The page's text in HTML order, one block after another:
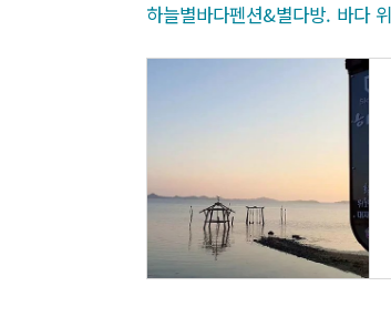
하늘별바다펜션&별다방. 바다